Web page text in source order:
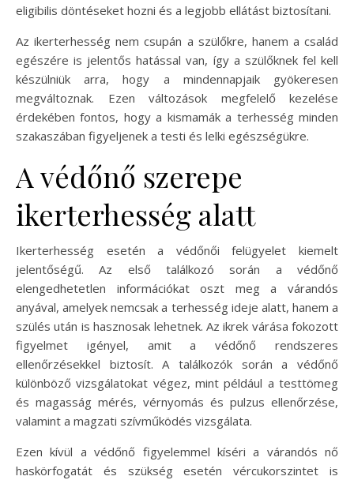
eligibilis döntéseket hozni és a legjobb ellátást biztosítani.
Az ikerterhesség nem csupán a szülőkre, hanem a család
egészére is jelentős hatással van, így a szülőknek fel kell
készülniük arra, hogy a mindennapjaik gyökeresen
megváltoznak. Ezen változások megfelelő kezelése
érdekében fontos, hogy a kismamák a terhesség minden
szakaszában figyeljenek a testi és lelki egészségükre.
A védőnő szerepe
ikerterhesség alatt
Ikerterhesség esetén a védőnői felügyelet kiemelt
jelentőségű. Az első találkozó során a védőnő
elengedhetetlen információkat oszt meg a várandós
anyával, amelyek nemcsak a terhesség ideje alatt, hanem a
szülés után is hasznosak lehetnek. Az ikrek várása fokozott
figyelmet igényel, amit a védőnő rendszeres
ellenőrzésekkel biztosít. A találkozók során a védőnő
különböző vizsgálatokat végez, mint például a testtömeg
és magasság mérés, vérnyomás és pulzus ellenőrzése,
valamint a magzati szívműködés vizsgálata.
Ezen kívül a védőnő figyelemmel kíséri a várandós nő
haskörfogatát és szükség esetén vércukorszintet is